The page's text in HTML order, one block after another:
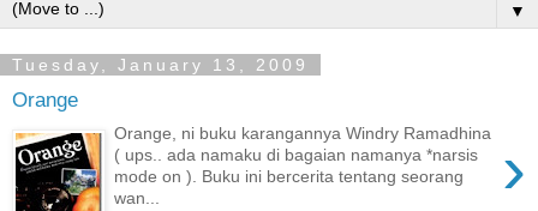
▼
Tuesday, January 13, 2009
Orange
›
Orange, ni buku karangannya Windry Ramadhina
( ups.. ada namaku di bagaian namanya *narsis
mode on ). Buku ini bercerita tentang seorang
wan...